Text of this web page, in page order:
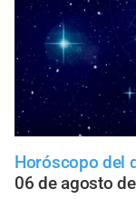
Horóscopo del
06 de agosto